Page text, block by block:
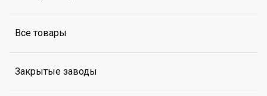
Все товары
Закрытые заводы